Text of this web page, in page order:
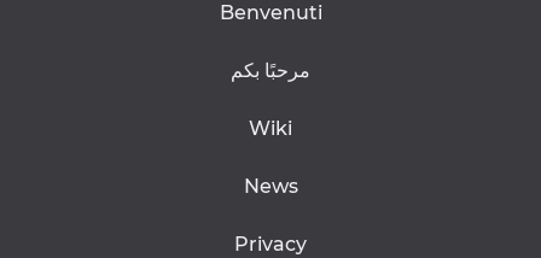
Benvenuti
مرحبًا بكم
Wiki
News
Privacy